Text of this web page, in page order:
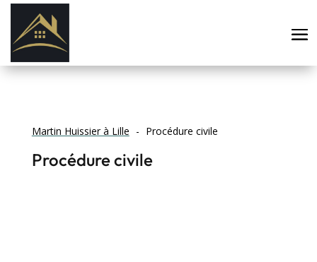
Martin Huissier à Lille Procédure civile
Procédure civile